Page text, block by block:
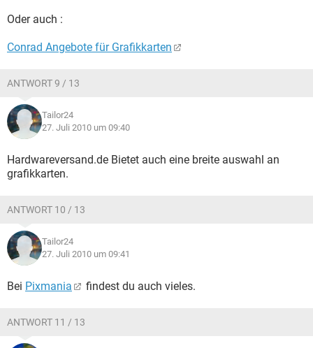
Oder auch :
Conrad Angebote für Grafikkarten
ANTWORT 9 / 13
Tailor24
27. Juli 2010 um 09:40
Hardwareversand.de Bietet auch eine breite auswahl an
grafikkarten.
ANTWORT 10 / 13
Tailor24
27. Juli 2010 um 09:41
Bei Pixmania findest du auch vieles.
ANTWORT 11 / 13